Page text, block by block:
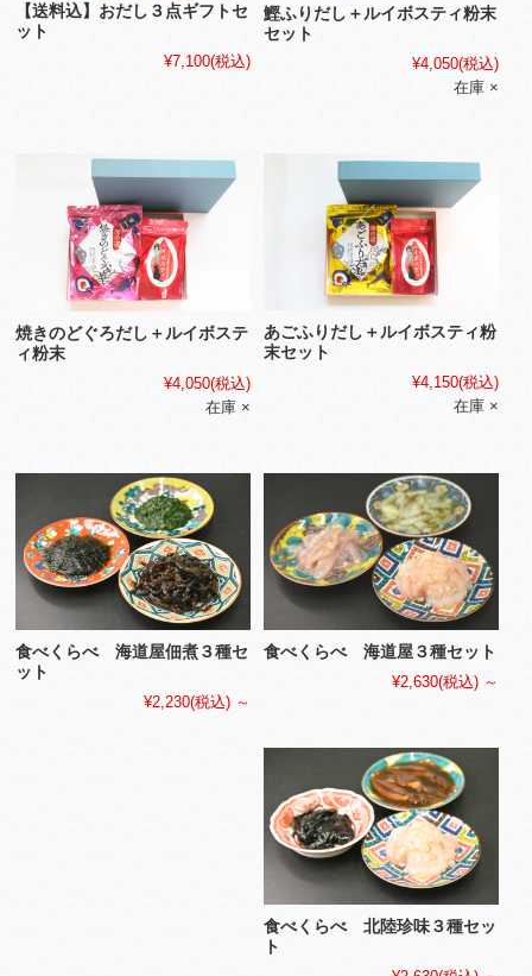
【送料込】おだし３点ギフトセ
ット
¥7,100(税込)
鰹ふりだし＋ルイボスティ粉末
セット
¥4,050(税込)
在庫 ×
焼きのどぐろだし＋ルイボステ
ィ粉末
¥4,050(税込)
在庫 ×
あごふりだし＋ルイボスティ粉
末セット
¥4,150(税込)
在庫 ×
食べくらべ 海道屋佃煮３種セ
ット
¥2,230(税込) ～
食べくらべ 海道屋３種セット
¥2,630(税込) ～
食べくらべ 北陸珍味３種セッ
ト